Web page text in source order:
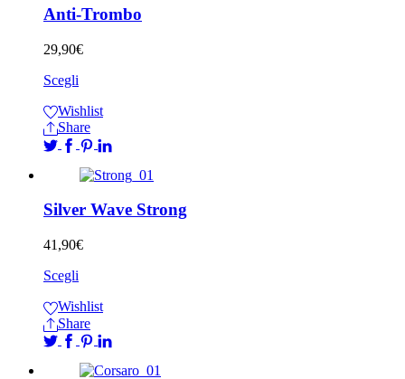
Anti-Trombo
29,90€
Scegli
Wishlist
Share
Silver Wave Strong
41,90€
Scegli
Wishlist
Share